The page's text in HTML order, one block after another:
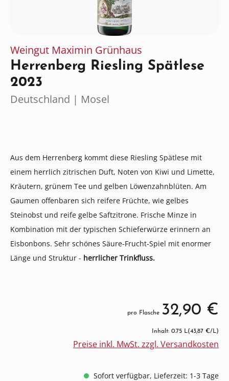
Weingut Maximin Grünhaus
Herrenberg Riesling Spätlese
2023
Deutschland | Mosel
Aus dem Herrenberg kommt diese Riesling Spätlese mit
einem herrlich zitrischen Duft, Noten von Kiwi und Limette,
Kräutern, grünem Tee und gelben Löwenzahnblüten. Am
Gaumen offenbaren sich reifere Früchte, wie gelbes
Steinobst und reife gelbe Saftzitrone. Frische Minze in
Kombination mit der typischen Schieferwürze erinnern an
Eisbonbons. Sehr schönes Säure-Frucht-Spiel mit enormer
Länge und Struktur - herrlicher Trinkfluss.
pro Flasche 32,90 €
Inhalt: 0.75 L(43,87 €/L)
Preise inkl. MwSt. zzgl. Versandkosten
Sofort verfügbar, Lieferzeit: 1-3 Tage